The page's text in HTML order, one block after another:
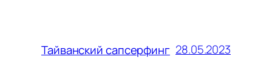
Тайванский сапсерфинг 28.05.2023